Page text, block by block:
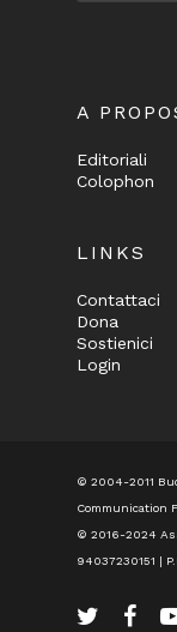
A
Editoriali
Colophon
LINKS
Contattaci
Dona
Sostienici
Login
© 2004-2011
Communication
© 2016-2024
94037230151 |